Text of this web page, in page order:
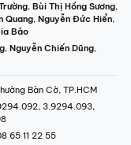
, Bùi Thị Hồng Sương,
Quang, Nguyễn Đức Hiển,
Bảo
, Nguyễn Chiến Dũng,
Bàn Cờ, TP.HCM
3.9294.093,
65 11 22 55